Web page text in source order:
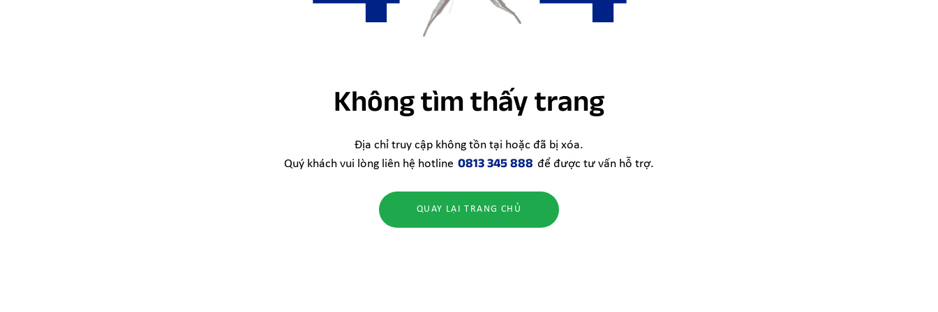
Không tìm thấy trang
Địa chỉ truy cập không tồn tại hoặc đã bị xóa.
Quý khách vui lòng liên hệ hotline 0813 345 888 để được tư vấn hỗ trợ.
QUAY LẠI TRANG CHỦ